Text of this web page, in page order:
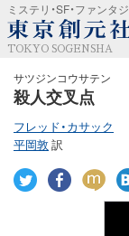
ミステリ・SF・ファンタ
TOKYO SOGENSHA
サツジンコウサテン
殺人交叉点
フレッド・カサック
平岡敦訳